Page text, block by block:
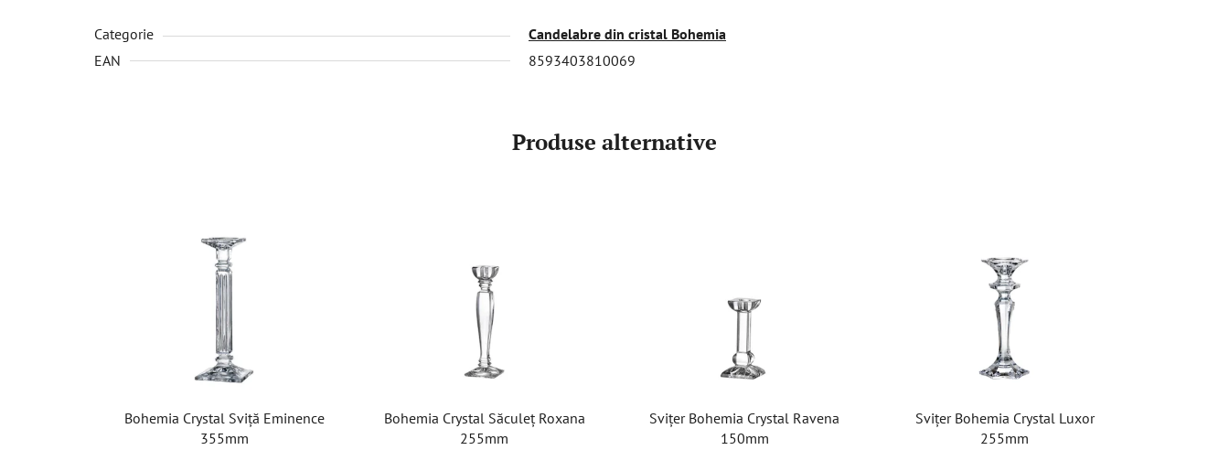
Categorie
Candelabre din cristal Bohemia
EAN
8593403810069
Produse alternative
Bohemia Crystal Sviță Eminence
355mm
Bohemia Crystal Săculeț Roxana
255mm
Svițer Bohemia Crystal Ravena
150mm
Svițer Bohemia Crystal Luxor
255mm